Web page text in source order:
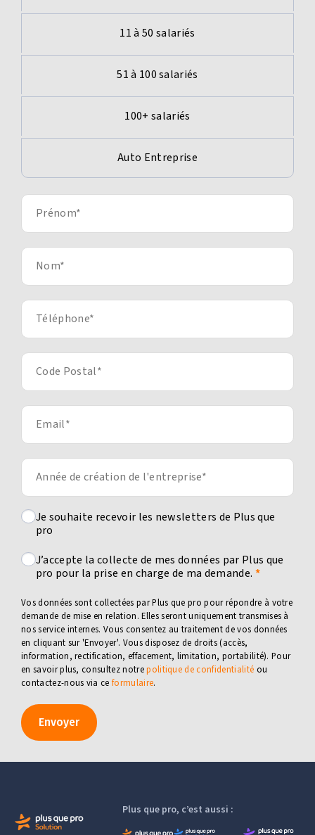
11 à 50 salariés
51 à 100 salariés
100+ salariés
Auto Entreprise
Je souhaite recevoir les newsletters de Plus que
pro
J’accepte la collecte de mes données par Plus que
pro pour la prise en charge de ma demande.
Vos données sont collectées par Plus que pro pour répondre à votre
demande de mise en relation. Elles seront uniquement transmises à
nos service internes. Vous consentez au traitement de vos données
en cliquant sur 'Envoyer'. Vous disposez de droits (accès,
information, rectification, effacement, limitation, portabilité). Pour
en savoir plus, consultez notrepolitique de confidentialité ou
contactez-nous via ceformulaire.
Envoyer
Plus que pro, c’est aussi :